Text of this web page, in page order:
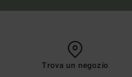
Trova un negozio